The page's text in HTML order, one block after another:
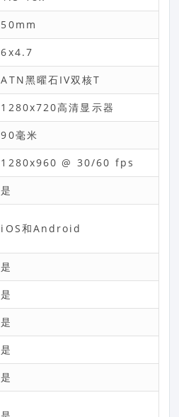
50mm
6x4.7
ATN黑曜石IV双核T
1280x720高清显示器
90毫米
1280x960 @ 30/60 fps
是
iOS和Android
是
是
是
是
是